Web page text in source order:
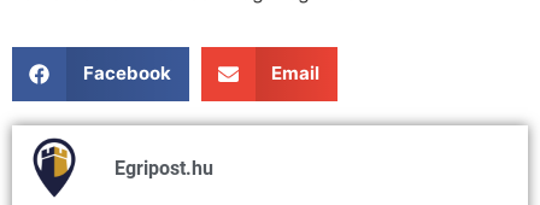
Facebook Email
Egripost.hu